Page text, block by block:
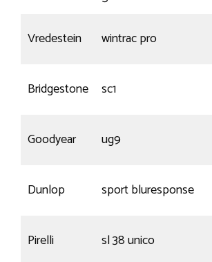
Vredestein wintrac pro
Bridgestone sc1
Goodyear ug9
Dunlop sport bluresponse
Pirelli sl 38 unico